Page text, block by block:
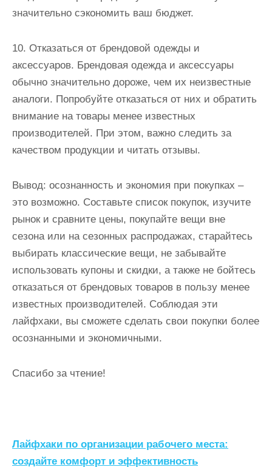
значительно сэкономить ваш бюджет.
10. Отказаться от брендовой одежды и
аксессуаров. Брендовая одежда и аксессуары
обычно значительно дороже, чем их неизвестные
аналоги. Попробуйте отказаться от них и обратить
внимание на товары менее известных
производителей. При этом, важно следить за
качеством продукции и читать отзывы.
Вывод: осознанность и экономия при покупках –
это возможно. Составьте список покупок, изучите
рынок и сравните цены, покупайте вещи вне
сезона или на сезонных распродажах, старайтесь
выбирать классические вещи, не забывайте
использовать купоны и скидки, а также не бойтесь
отказаться от брендовых товаров в пользу менее
известных производителей. Соблюдая эти
лайфхаки, вы сможете сделать свои покупки более
осознанными и экономичными.
Спасибо за чтение!
Н
Лайфхаки по организации рабочего места:
создайте комфорт и эффективность